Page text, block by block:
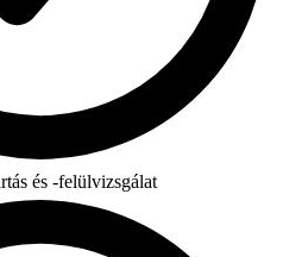
és -felülvizsgálat